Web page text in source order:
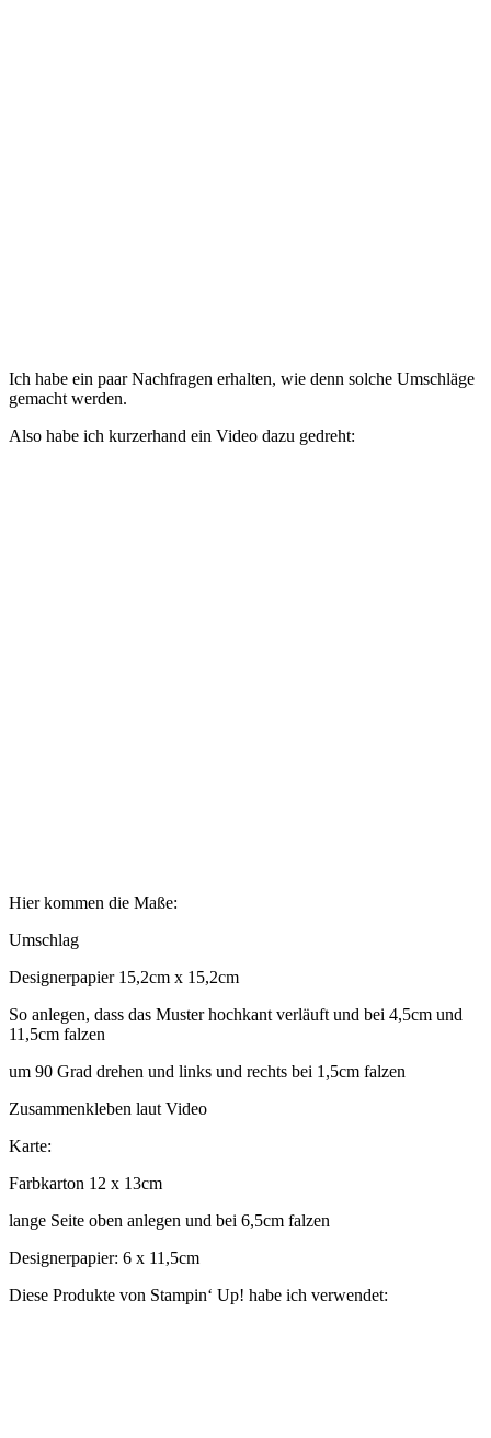
Ich habe ein paar Nachfragen erhalten, wie denn solche Umschläge
gemacht werden.
Also habe ich kurzerhand ein Video dazu gedreht:
Hier kommen die Maße:
Umschlag
Designerpapier 15,2cm x 15,2cm
So anlegen, dass das Muster hochkant verläuft und bei 4,5cm und
11,5cm falzen
um 90 Grad drehen und links und rechts bei 1,5cm falzen
Zusammenkleben laut Video
Karte:
Farbkarton 12 x 13cm
lange Seite oben anlegen und bei 6,5cm falzen
Designerpapier: 6 x 11,5cm
Diese Produkte von Stampin‘ Up! habe ich verwendet: